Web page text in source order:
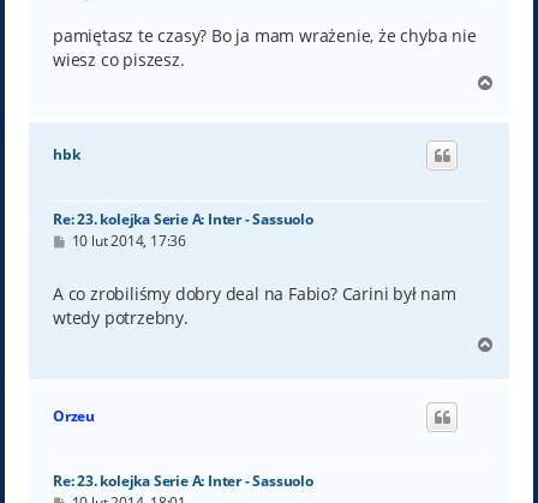
pamiętasz te czasy? Bo ja mam wrażenie, że chyba nie
wiesz co piszesz.
g
hbk
Re: 23. kolejka Serie A: Inter - Sassuolo
P
t
10 lut 2014, 17:36
A co zrobiliśmy dobry deal na Fabio? Carini był nam
wtedy potrzebny.
g
Orzeu
Re: 23. kolejka Serie A: Inter - Sassuolo